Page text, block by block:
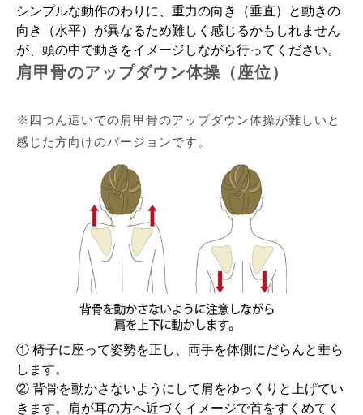
シンプルな動作のわりに、重力の向き（垂直）と動きの
向き（水平）が異なるため難しく感じるかもしれません
が、頭の中で動きをイメージしながら行ってください。
肩甲骨のアップダウン体操（座位）
※四つん這いでの肩甲骨のアップダウン体操が難しいと
感じた方向けのバージョンです。
① 椅子に座って姿勢を正し、両手を体側にだらんと垂ら
します。
② 背骨を動かさないようにして肩をゆっくりと上げてい
きます。肩が耳の方へ近づくイメージで首をすくめてく